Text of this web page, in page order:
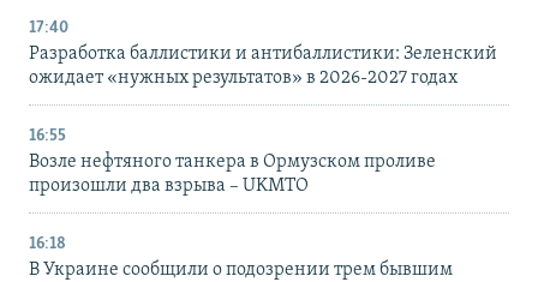
17:40
Разработка баллистики и антибаллистики: Зеленский
ожидает «нужных результатов» в 2026-2027 годах
16:55
Возле нефтяного танкера в Ормузском проливе
произошли два взрыва – UKMTO
16:18
В Украине сообщили о подозрении трем бывшим